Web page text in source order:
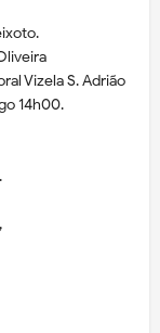
Vizela S. Adrião
14h00.